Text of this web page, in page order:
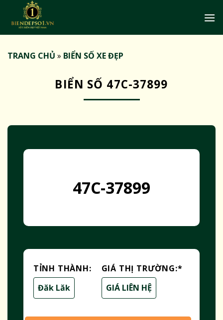
TRANG CHỦ » BIỂN SỐ XE ĐẸP
BIỂN SỐ 47C-37899
47C-37899
TỈNH THÀNH:
Đăk Lăk
GIÁ THỊ TRƯỜNG:*
GIÁ LIÊN HỆ